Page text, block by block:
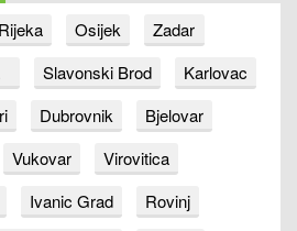
Rijeka Osijek
Zadar
Slavonski Brod
Karlovac
Dubrovnik
Bjelovar
Vukovar
Virovitica
Ivanic Grad
Rovinj